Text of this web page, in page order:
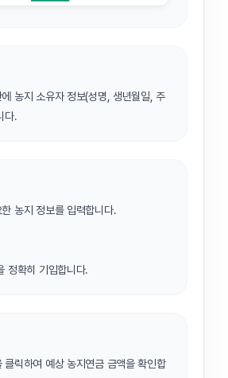
농지 소유자 정보(성명, 생년월일, 주
다.
농지 정보를 입력합니다.
정확히 기입합니다.
클릭하여 예상 농지연금 금액을 확인합